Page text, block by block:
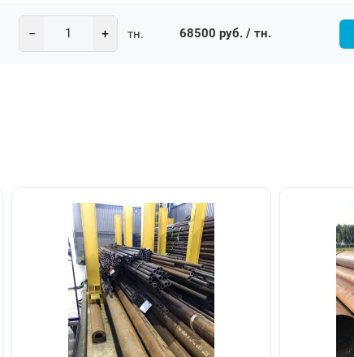
− + тн. 68500 руб. / тн.